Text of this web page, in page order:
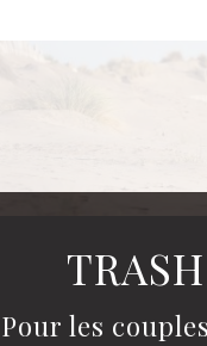
Pour les